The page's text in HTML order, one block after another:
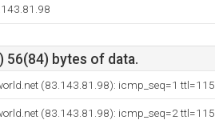
56(84) bytes of data.
(83.143.81.98): icmp_seq=1 ttl=115
(83.143.81.98): icmp_seq=2 ttl=115